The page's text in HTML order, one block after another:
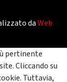
daWeb
pertinente
Cliccando su
Tuttavia,